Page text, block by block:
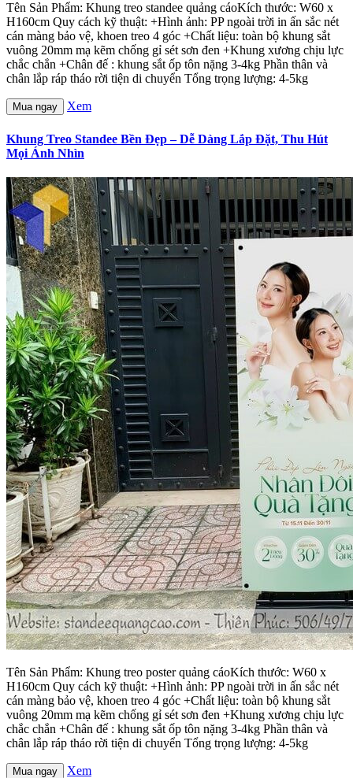
Tên Sản Phẩm: Khung treo standee quảng cáoKích thước: W60 x
H160cm Quy cách kỹ thuật: +Hình ảnh: PP ngoài trời in ấn sắc nét
cán màng bảo vệ, khoen treo 4 góc +Chất liệu: toàn bộ khung sắt
vuông 20mm mạ kẽm chống gỉ sét sơn đen +Khung xương chịu lực
chắc chắn +Chân đế : khung sắt ốp tôn nặng 3-4kg Phần thân và
chân lắp ráp tháo rời tiện di chuyển Tổng trọng lượng: 4-5kg
Mua ngay Xem
Khung Treo Standee Bền Đẹp – Dễ Dàng Lắp Đặt, Thu Hút
Mọi Ánh Nhìn
Tên Sản Phẩm: Khung treo poster quảng cáoKích thước: W60 x
H160cm Quy cách kỹ thuật: +Hình ảnh: PP ngoài trời in ấn sắc nét
cán màng bảo vệ, khoen treo 4 góc +Chất liệu: toàn bộ khung sắt
vuông 20mm mạ kẽm chống gỉ sét sơn đen +Khung xương chịu lực
chắc chắn +Chân đế : khung sắt ốp tôn nặng 3-4kg Phần thân và
chân lắp ráp tháo rời tiện di chuyển Tổng trọng lượng: 4-5kg
Mua ngay Xem